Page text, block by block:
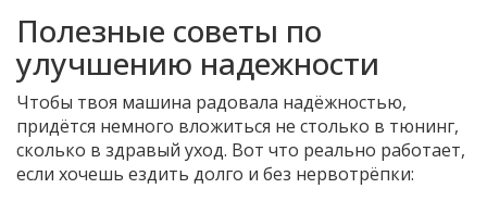
Полезные советы по
улучшению надежности
Чтобы твоя машина радовала надёжностью,
придётся немного вложиться не столько в тюнинг,
сколько в здравый уход. Вот что реально работает,
если хочешь ездить долго и без нервотрёпки: